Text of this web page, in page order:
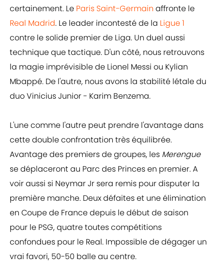
certainement. Le Paris Saint-Germain affronte le
Real Madrid. Le leader incontesté de la Ligue 1
contre le solide premier de Liga. Un duel aussi
technique que tactique. D'un côté, nous retrouvons
la magie imprévisible de Lionel Messi ou Kylian
Mbappé. De l'autre, nous avons la stabilité létale du
duo Vinicius Junior - Karim Benzema.
L'une comme l'autre peut prendre l'avantage dans
cette double confrontation très équilibrée.
Avantage des premiers de groupes, les Merengue
se déplaceront au Parc des Princes en premier. A
voir aussi si Neymar Jr sera remis pour disputer la
première manche. Deux défaites et une élimination
en Coupe de France depuis le début de saison
pour le PSG, quatre toutes compétitions
confondues pour le Real. Impossible de dégager un
vrai favori, 50-50 balle au centre.